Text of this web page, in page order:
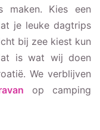
maken. Kies een
je leuke dagtrips
bij zee kiest kun
is wat wij doen
We verblijven
op camping